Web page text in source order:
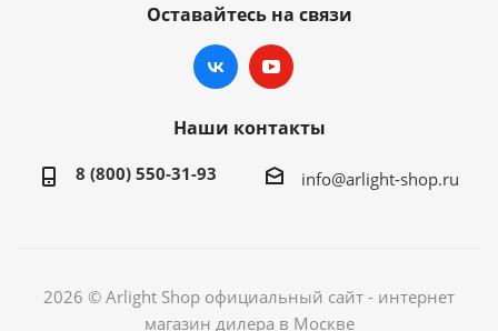
Оставайтесь на связи
Наши контакты
8 (800) 550-31-93 info@arlight-shop.ru
2026 © Arlight Shop официальный сайт - интернет
магазин дилера в Москве